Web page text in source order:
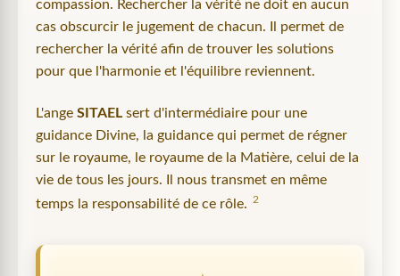
compassion. Rechercher la vérité ne doit en aucun
cas obscurcir le jugement de chacun. Il permet de
rechercher la vérité afin de trouver les solutions
pour que l'harmonie et l'équilibre reviennent.
L'ange SITAEL sert d'intermédiaire pour une
guidance Divine, la guidance qui permet de régner
sur le royaume, le royaume de la Matière, celui de la
vie de tous les jours. Il nous transmet en même
temps la responsabilité de ce rôle.
2